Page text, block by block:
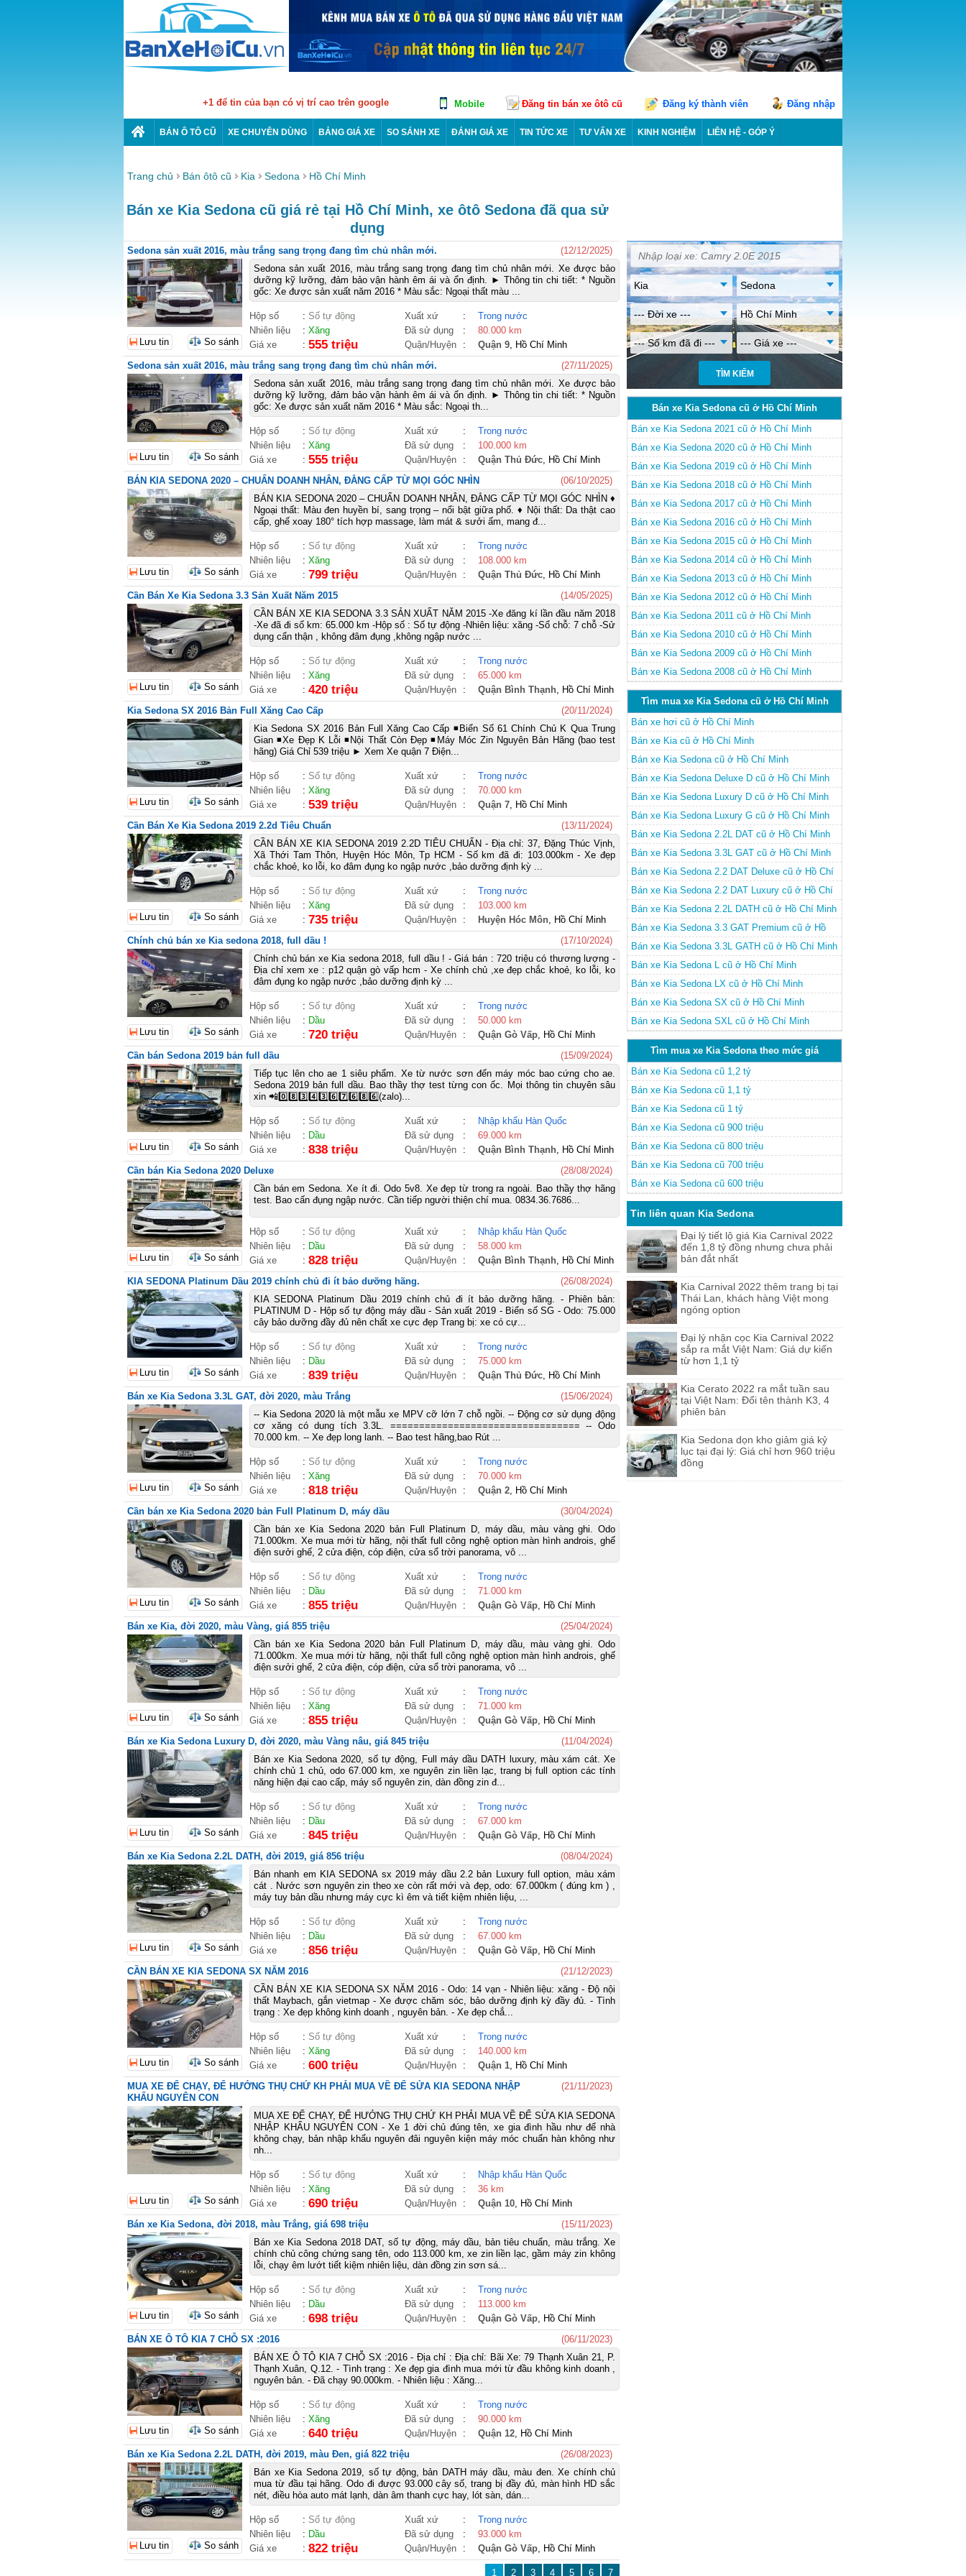
+1 để tin của bạn có vị trí cao trên google Mobile Đăng tin bán xe ôtô cũ Đăng ký thành viên Đăng nhập
BÁN Ô TÔ CŨ XE CHUYÊN DÙNG BẢNG GIÁ XE SO SÁNH XE ĐÁNH GIÁ XE TIN TỨC XE TƯ VẤN XE KINH NGHIỆM LIÊN HỆ - GÓP Ý
Trang chủ Bán ôtô cũ Kia Sedona Hồ Chí Minh
Bán xe Kia Sedona cũ giá rẻ tại Hồ Chí Minh, xe ôtô Sedona đã qua sử
dụng
Sedona sản xuất 2016, màu trắng sang trọng đang tìm chủ nhân mới.
(12/12/2025)
Sedona sản xuất 2016, màu trắng sang trọng đang tìm chủ nhân mới. Xe được bảo
dưỡng kỹ lưỡng, đảm bảo vận hành êm ái và ổn định. ► Thông tin chi tiết: * Nguồn
gốc: Xe được sản xuất năm 2016 * Màu sắc: Ngoại thất màu ...
Hộp số : Số tự động Xuất xứ :
Trong nước
Nhiên liệu
: Xăng Đã sử dụng :
80.000 km
Giá xe
: 555 triệu Quận/Huyện : Quận 9, Hồ Chí Minh
Lưu tin So sánh
Sedona sản xuất 2016, màu trắng sang trọng đang tìm chủ nhân mới.
(27/11/2025)
Sedona sản xuất 2016, màu trắng sang trọng đang tìm chủ nhân mới. Xe được bảo
dưỡng kỹ lưỡng, đảm bảo vận hành êm ái và ổn định. ► Thông tin chi tiết: * Nguồn
gốc: Xe được sản xuất năm 2016 * Màu sắc: Ngoại th...
Hộp số : Số tự động Xuất xứ :
Trong nước
Nhiên liệu
: Xăng Đã sử dụng :
100.000 km
Giá xe
: 555 triệu Quận/Huyện : Quận Thủ Đức, Hồ Chí Minh
Lưu tin So sánh
BÁN KIA SEDONA 2020 – CHUẨN DOANH NHÂN, ĐẲNG CẤP TỪ MỌI GÓC NHÌN
(06/10/2025)
BÁN KIA SEDONA 2020 – CHUẨN DOANH NHÂN, ĐẲNG CẤP TỪ MỌI GÓC NHÌN ♦
Ngoại thất: Màu đen huyền bí, sang trọng – nổi bật giữa phố. ♦ Nội thất: Da thật cao
cấp, ghế xoay 180° tích hợp massage, làm mát & sưởi ấm, mang đ...
Hộp số : Số tự động Xuất xứ :
Trong nước
Nhiên liệu
: Xăng Đã sử dụng :
108.000 km
Giá xe
: 799 triệu Quận/Huyện : Quận Thủ Đức, Hồ Chí Minh
Lưu tin So sánh
Cần Bán Xe Kia Sedona 3.3 Sản Xuất Năm 2015
(14/05/2025)
CẦN BÁN XE KIA SEDONA 3.3 SẢN XUẤT NĂM 2015 -Xe đăng kí lần đầu năm 2018
-Xe đã đi số km: 65.000 km -Hộp số : Số tự động -Nhiên liệu: xăng -Số chỗ: 7 chỗ -Sử
dụng cẩn thận , không đâm đụng ,không ngập nước ...
Hộp số : Số tự động Xuất xứ :
Trong nước
Nhiên liệu
: Xăng Đã sử dụng :
65.000 km
Giá xe
: 420 triệu Quận/Huyện : Quận Bình Thạnh, Hồ Chí Minh
Lưu tin So sánh
Kia Sedona SX 2016 Bản Full Xăng Cao Cấp
(20/11/2024)
Kia Sedona SX 2016 Bản Full Xăng Cao Cấp ◾️Biển Số 61 Chính Chủ K Qua Trung
Gian ◾️Xe Đẹp K Lỗi ◾️Nội Thất Còn Đẹp ◾️Máy Móc Zin Nguyên Bản Hãng (bao test
hãng) Giá Chỉ 539 triệu ► Xem Xe quận 7 Điện...
Hộp số : Số tự động Xuất xứ :
Trong nước
Nhiên liệu
: Xăng Đã sử dụng :
70.000 km
Giá xe
: 539 triệu Quận/Huyện : Quận 7, Hồ Chí Minh
Lưu tin So sánh
Cần Bán Xe Kia Sedona 2019 2.2d Tiêu Chuẩn
(13/11/2024)
CẦN BÁN XE KIA SEDONA 2019 2.2D TIÊU CHUẨN - Địa chỉ: 37, Đặng Thúc Vịnh,
Xã Thới Tam Thôn, Huyện Hóc Môn, Tp HCM - Số km đã đi: 103.000km - Xe đẹp
chắc khoẻ, ko lỗi, ko đâm đụng ko ngập nước ,bảo dưỡng định kỳ ...
Hộp số : Số tự động Xuất xứ :
Trong nước
Nhiên liệu
: Xăng Đã sử dụng :
103.000 km
Giá xe
: 735 triệu Quận/Huyện : Huyện Hóc Môn, Hồ Chí Minh
Lưu tin So sánh
Chính chủ bán xe Kia sedona 2018, full dầu !
(17/10/2024)
Chính chủ bán xe Kia sedona 2018, full dầu ! - Giá bán : 720 triệu có thương lượng -
Địa chỉ xem xe : p12 quận gò vấp hcm - Xe chính chủ ,xe đẹp chắc khoẻ, ko lỗi, ko
đâm đụng ko ngập nước ,bảo dưỡng định kỳ ...
Hộp số : Số tự động Xuất xứ :
Trong nước
Nhiên liệu
: Dầu Đã sử dụng :
50.000 km
Giá xe
: 720 triệu Quận/Huyện : Quận Gò Vấp, Hồ Chí Minh
Lưu tin So sánh
Cần bán Sedona 2019 bản full dầu
(15/09/2024)
Tiếp tục lên cho ae 1 siêu phẩm. Xe từ nước sơn đến máy móc bao cứng cho ae.
Sedona 2019 bản full dầu. Bao thầy thợ test từng con ốc. Mọi thông tin chuyên sâu
xin 📲0️⃣8️⃣3️⃣4️⃣3️⃣6️⃣7️⃣6️⃣8️⃣6️⃣(zalo)...
Hộp số : Số tự động Xuất xứ :
Nhập khẩu Hàn Quốc
Nhiên liệu
: Dầu Đã sử dụng :
69.000 km
Giá xe
: 838 triệu Quận/Huyện : Quận Bình Thạnh, Hồ Chí Minh
Lưu tin So sánh
Cần bán Kia Sedona 2020 Deluxe
(28/08/2024)
Cần bán em Sedona. Xe ít đi. Odo 5v8. Xe đẹp từ trong ra ngoài. Bao thầy thợ hãng
test. Bao cấn đụng ngập nước. Cần tiếp người thiện chí mua. 0834.36.7686...
Hộp số : Số tự động Xuất xứ :
Nhập khẩu Hàn Quốc
Nhiên liệu
: Dầu Đã sử dụng :
58.000 km
Giá xe
: 828 triệu Quận/Huyện : Quận Bình Thạnh, Hồ Chí Minh
Lưu tin So sánh
KIA SEDONA Platinum Dầu 2019 chính chủ đi ít bảo dưỡng hãng.
(26/08/2024)
KIA SEDONA Platinum Dầu 2019 chính chủ đi ít bảo dưỡng hãng. - Phiên bản:
PLATINUM D - Hộp số tự động máy dầu - Sản xuất 2019 - Biển số SG - Odo: 75.000
cây bảo dưỡng đầy đủ nên chất xe cực đẹp Trang bị: xe có cự...
Hộp số : Số tự động Xuất xứ :
Trong nước
Nhiên liệu
: Dầu Đã sử dụng :
75.000 km
Giá xe
: 839 triệu Quận/Huyện : Quận Thủ Đức, Hồ Chí Minh
Lưu tin So sánh
Bán xe Kia Sedona 3.3L GAT, đời 2020, màu Trắng
(15/06/2024)
-- Kia Sedona 2020 là một mẫu xe MPV cỡ lớn 7 chỗ ngồi. -- Động cơ sử dụng động
cơ xăng có dung tích 3.3L. ================================= -- Odo
70.000 km. -- Xe đẹp long lanh. -- Bao test hãng,bao Rút ...
Hộp số : Số tự động Xuất xứ :
Trong nước
Nhiên liệu
: Xăng Đã sử dụng :
70.000 km
Giá xe
: 818 triệu Quận/Huyện : Quận 2, Hồ Chí Minh
Lưu tin So sánh
Cần bán xe Kia Sedona 2020 bản Full Platinum D, máy dầu
(30/04/2024)
Cần bán xe Kia Sedona 2020 bản Full Platinum D, máy dầu, màu vàng ghi. Odo
71.000km. Xe mua mới từ hãng, nội thất full công nghệ option màn hình androis, ghế
điện sưởi ghế, 2 cửa điện, cóp điện, cửa sổ trời panorama, vô ...
Hộp số : Số tự động Xuất xứ :
Trong nước
Nhiên liệu
: Dầu Đã sử dụng :
71.000 km
Giá xe
: 855 triệu Quận/Huyện : Quận Gò Vấp, Hồ Chí Minh
Lưu tin So sánh
Bán xe Kia, đời 2020, màu Vàng, giá 855 triệu
(25/04/2024)
Cần bán xe Kia Sedona 2020 bản Full Platinum D, máy dầu, màu vàng ghi. Odo
71.000km. Xe mua mới từ hãng, nội thất full công nghệ option màn hình androis, ghế
điện sưởi ghế, 2 cửa điện, cóp điện, cửa sổ trời panorama, vô ...
Hộp số : Số tự động Xuất xứ :
Trong nước
Nhiên liệu
: Xăng Đã sử dụng :
71.000 km
Giá xe
: 855 triệu Quận/Huyện : Quận Gò Vấp, Hồ Chí Minh
Lưu tin So sánh
Bán xe Kia Sedona Luxury D, đời 2020, màu Vàng nâu, giá 845 triệu
(11/04/2024)
Bán xe Kia Sedona 2020, số tự động, Full máy dầu DATH luxury, màu xám cát. Xe
chính chủ 1 chủ, odo 67.000 km, xe nguyên zin liền lạc, trang bị full option các tính
năng hiện đại cao cấp, máy số nguyên zin, dàn đồng zin đ...
Hộp số : Số tự động Xuất xứ :
Trong nước
Nhiên liệu
: Dầu Đã sử dụng :
67.000 km
Giá xe
: 845 triệu Quận/Huyện : Quận Gò Vấp, Hồ Chí Minh
Lưu tin So sánh
Bán xe Kia Sedona 2.2L DATH, đời 2019, giá 856 triệu
(08/04/2024)
Bán nhanh em KIA SEDONA sx 2019 máy dầu 2.2 bản Luxury full option, màu xám
cát . Nước sơn nguyên zin theo xe còn rất mới và đẹp, odo: 67.000km ( đúng km ) ,
máy tuy bản dầu nhưng máy cực kì êm và tiết kiệm nhiên liệu, ...
Hộp số : Số tự động Xuất xứ :
Trong nước
Nhiên liệu
: Dầu Đã sử dụng :
67.000 km
Giá xe
: 856 triệu Quận/Huyện : Quận Gò Vấp, Hồ Chí Minh
Lưu tin So sánh
CẦN BÁN XE KIA SEDONA SX NĂM 2016
(21/12/2023)
CẦN BÁN XE KIA SEDONA SX NĂM 2016 - Odo: 14 vạn - Nhiên liệu: xăng - Độ nội
thất Maybach, gắn vietmap - Xe được chăm sóc, bảo dưỡng định kỳ đầy đủ. - Tình
trạng : Xe đẹp không kinh doanh , nguyên bản. - Xe đẹp chắ...
Hộp số : Số tự động Xuất xứ :
Trong nước
Nhiên liệu
: Xăng Đã sử dụng :
140.000 km
Giá xe
: 600 triệu Quận/Huyện : Quận 1, Hồ Chí Minh
Lưu tin So sánh
MUA XE ĐỂ CHẠY, ĐỂ HƯỞNG THỤ CHỨ KH PHẢI MUA VỀ ĐỂ SỬA KIA SEDONA NHẬP
KHẨU NGUYÊN CON
(21/11/2023)
MUA XE ĐỂ CHẠY, ĐỂ HƯỞNG THỤ CHỨ KH PHẢI MUA VỀ ĐỂ SỬA KIA SEDONA
NHẬP KHẨU NGUYÊN CON - Xe 1 đời chủ đúng tên, xe gia đình hầu như để nhà
không chạy, bản nhập khẩu nguyên đâi nguyên kiện máy móc chuẩn hàn không như
nh...
Hộp số : Số tự động Xuất xứ :
Nhập khẩu Hàn Quốc
Nhiên liệu
: Xăng Đã sử dụng :
36 km
Giá xe
: 690 triệu Quận/Huyện : Quận 10, Hồ Chí Minh
Lưu tin So sánh
Bán xe Kia Sedona, đời 2018, màu Trắng, giá 698 triệu
(15/11/2023)
Bán xe Kia Sedona 2018 DAT, số tự động, máy dầu, bản tiêu chuẩn, màu trắng. Xe
chính chủ công chứng sang tên, odo 113.000 km, xe zin liền lạc, gầm máy zin không
lỗi, chạy êm lướt tiết kiệm nhiên liệu, dàn đồng zin sơn sá...
Hộp số : Số tự động Xuất xứ :
Trong nước
Nhiên liệu
: Dầu Đã sử dụng :
113.000 km
Giá xe
: 698 triệu Quận/Huyện : Quận Gò Vấp, Hồ Chí Minh
Lưu tin So sánh
BÁN XE Ô TÔ KIA 7 CHỖ SX :2016
(06/11/2023)
BÁN XE Ô TÔ KIA 7 CHỖ SX :2016 - Địa chỉ : Địa chỉ: Bãi Xe: 79 Thạnh Xuân 21, P.
Thạnh Xuân, Q.12. - Tình trạng : Xe đẹp gia đình mua mới từ đầu không kinh doanh ,
nguyên bản. - Đã chạy 90.000km. - Nhiên liệu : Xăng...
Hộp số : Số tự động Xuất xứ :
Trong nước
Nhiên liệu
: Xăng Đã sử dụng :
90.000 km
Giá xe
: 640 triệu Quận/Huyện : Quận 12, Hồ Chí Minh
Lưu tin So sánh
Bán xe Kia Sedona 2.2L DATH, đời 2019, màu Đen, giá 822 triệu
(26/08/2023)
Bán xe Kia Sedona 2019, số tự động, bản DATH máy dầu, màu đen. Xe chính chủ
mua từ đầu tại hãng. Odo đi được 93.000 cây số, trang bị đầy đủ, màn hình HD sắc
nét, điều hòa auto mát lạnh, dàn âm thanh cực hay, lót sàn, dán...
Hộp số : Số tự động Xuất xứ :
Trong nước
Nhiên liệu
: Dầu Đã sử dụng :
93.000 km
Giá xe
: 822 triệu Quận/Huyện : Quận Gò Vấp, Hồ Chí Minh
Lưu tin So sánh
1 2 3 4 5 6 7
Kia Sedona
--- Đời xe --- Hồ Chí Minh
--- Số km đã đi --- --- Giá xe ---
Bán xe Kia Sedona cũ ở Hồ Chí Minh
Bán xe Kia Sedona 2021 cũ ở Hồ Chí Minh
Bán xe Kia Sedona 2020 cũ ở Hồ Chí Minh
Bán xe Kia Sedona 2019 cũ ở Hồ Chí Minh
Bán xe Kia Sedona 2018 cũ ở Hồ Chí Minh
Bán xe Kia Sedona 2017 cũ ở Hồ Chí Minh
Bán xe Kia Sedona 2016 cũ ở Hồ Chí Minh
Bán xe Kia Sedona 2015 cũ ở Hồ Chí Minh
Bán xe Kia Sedona 2014 cũ ở Hồ Chí Minh
Bán xe Kia Sedona 2013 cũ ở Hồ Chí Minh
Bán xe Kia Sedona 2012 cũ ở Hồ Chí Minh
Bán xe Kia Sedona 2011 cũ ở Hồ Chí Minh
Bán xe Kia Sedona 2010 cũ ở Hồ Chí Minh
Bán xe Kia Sedona 2009 cũ ở Hồ Chí Minh
Bán xe Kia Sedona 2008 cũ ở Hồ Chí Minh
Tìm mua xe Kia Sedona cũ ở Hồ Chí Minh
Bán xe hơi cũ ở Hồ Chí Minh
Bán xe Kia cũ ở Hồ Chí Minh
Bán xe Kia Sedona cũ ở Hồ Chí Minh
Bán xe Kia Sedona Deluxe D cũ ở Hồ Chí Minh
Bán xe Kia Sedona Luxury D cũ ở Hồ Chí Minh
Bán xe Kia Sedona Luxury G cũ ở Hồ Chí Minh
Bán xe Kia Sedona 2.2L DAT cũ ở Hồ Chí Minh
Bán xe Kia Sedona 3.3L GAT cũ ở Hồ Chí Minh
Bán xe Kia Sedona 2.2 DAT Deluxe cũ ở Hồ Chí
Minh
Bán xe Kia Sedona 2.2 DAT Luxury cũ ở Hồ Chí
Minh
Bán xe Kia Sedona 2.2L DATH cũ ở Hồ Chí Minh
Bán xe Kia Sedona 3.3 GAT Premium cũ ở Hồ
Chí Minh
Bán xe Kia Sedona 3.3L GATH cũ ở Hồ Chí Minh
Bán xe Kia Sedona L cũ ở Hồ Chí Minh
Bán xe Kia Sedona LX cũ ở Hồ Chí Minh
Bán xe Kia Sedona SX cũ ở Hồ Chí Minh
Bán xe Kia Sedona SXL cũ ở Hồ Chí Minh
Tìm mua xe Kia Sedona theo mức giá
Bán xe Kia Sedona cũ 1,2 tỷ
Bán xe Kia Sedona cũ 1,1 tỷ
Bán xe Kia Sedona cũ 1 tỷ
Bán xe Kia Sedona cũ 900 triệu
Bán xe Kia Sedona cũ 800 triệu
Bán xe Kia Sedona cũ 700 triệu
Bán xe Kia Sedona cũ 600 triệu
Tin liên quan Kia Sedona
Đại lý tiết lộ giá Kia Carnival 2022
đến 1,8 tỷ đồng nhưng chưa phải
bản đắt nhất
Kia Carnival 2022 thêm trang bị tại
Thái Lan, khách hàng Việt mong
ngóng option
Đại lý nhận cọc Kia Carnival 2022
sắp ra mắt Việt Nam: Giá dự kiến
từ hơn 1,1 tỷ
Kia Cerato 2022 ra mắt tuần sau
tại Việt Nam: Đổi tên thành K3, 4
phiên bản
Kia Sedona dọn kho giảm giá kỷ
lục tại đại lý: Giá chỉ hơn 960 triệu
đồng